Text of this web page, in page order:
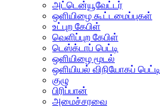
அட்டென்யூவேட்டர்
ஒளியிழை கூட்டமைப்புகள்
உட்புற கேபிள்
வெளிப்புற கேபிள்
டெஸ்க்டாப் பெட்டி
ஒளியிழை மூடல்
ஒளியியல் விநியோகப் பெட்டி
குழு
பிரிப்பான்
அமைச்சரவை